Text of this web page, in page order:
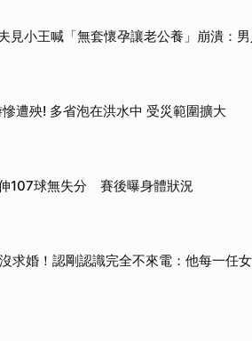
見小王喊「無套懷孕讓老公養」崩潰：
遭殃! 多省泡在洪水中 受災範圍擴大
107球無失分 賽後曝身體狀況
求婚！認剛認識完全不來電：他每一任